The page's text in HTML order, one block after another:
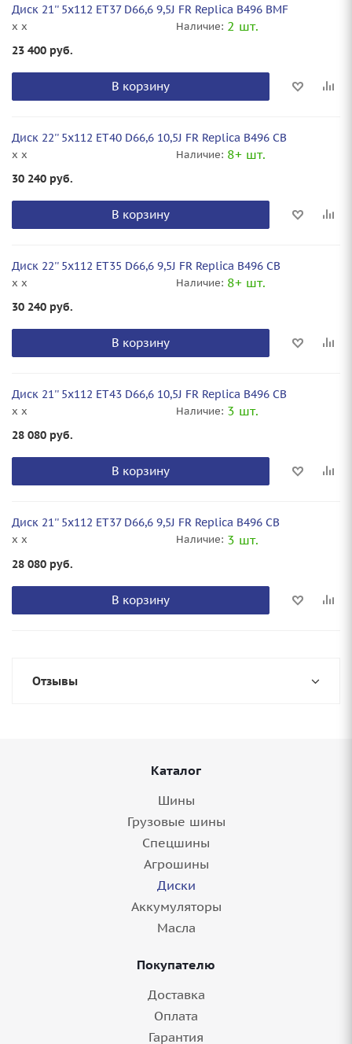
Диск 21'' 5x112 ET37 D66,6 9,5J FR Replica B496 BMF
x x Наличие: 2 шт.
23 400 руб.
В корзину
Диск 22'' 5x112 ET40 D66,6 10,5J FR Replica B496 CB
x x Наличие: 8+ шт.
30 240 руб.
В корзину
Диск 22'' 5x112 ET35 D66,6 9,5J FR Replica B496 CB
x x Наличие: 8+ шт.
30 240 руб.
В корзину
Диск 21'' 5x112 ET43 D66,6 10,5J FR Replica B496 CB
x x Наличие: 3 шт.
28 080 руб.
В корзину
Диск 21'' 5x112 ET37 D66,6 9,5J FR Replica B496 CB
x x Наличие: 3 шт.
28 080 руб.
В корзину
Отзывы
Каталог
Шины
Грузовые шины
Спецшины
Агрошины
Диски
Аккумуляторы
Масла
Покупателю
Доставка
Оплата
Гарантия